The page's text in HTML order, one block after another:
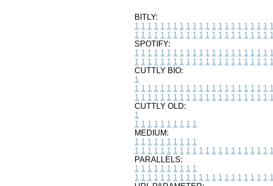
BITLY:
1 1 1 1 1 1 1 1 1 1 1 1 1 1 1 1 1 1 1 1 1 1
1 1 1 1 1 1 1 1 1 1 1 1 1 1 1 1 1 1 1 1 1 1
SPOTIFY:
1 1 1 1 1 1 1 1 1 1 1 1 1 1 1 1 1 1 1 1 1 1
1 1 1 1 1 1 1 1 1 1 1 1 1 1 1 1 1 1 1 1 1 1
CUTTLY BIO:
1
1 1 1 1 1 1 1 1 1 1 1 1 1 1 1 1 1 1 1 1 1 1
1 1 1 1 1 1 1 1 1 1 1 1 1 1 1 1 1 1 1 1 1 1
CUTTLY OLD:
1
1 1 1 1 1 1 1 1 1 1
MEDIUM:
1 1 1 1 1 1 1 1 1 1
1 1 1 1 1 1 1 1 1 1 1 1 1 1 1 1 1 1 1 1 1 1
PARALLELS:
1 1 1 1 1 1 1 1 1 1
1 1 1 1 1 1 1 1 1 1 1 1 1 1 1 1 1 1 1 1 1 1